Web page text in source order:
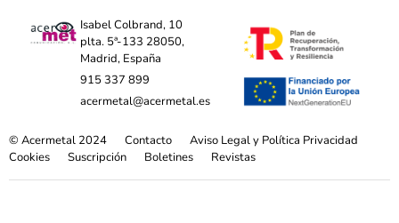
Isabel Colbrand, 10
plta. 5ª-133 28050,
Madrid, España
915 337 899
acermetal@acermetal.es
© Acermetal 2024 Contacto
Aviso Legal y Política Privacidad
Cookies
Suscripción Boletines Revistas